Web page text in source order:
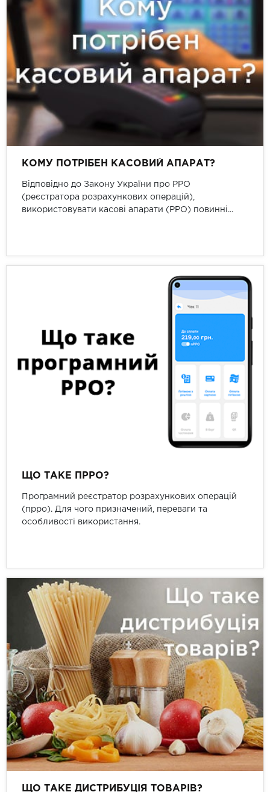
КОМУ ПОТРІБЕН КАСОВИЙ АПАРАТ?
Відповідно до Закону України про РРО
(реєстратора розрахункових операцій),
використовувати касові апарати (РРО) повинні...
ЩО ТАКЕ ПРРО?
Програмний реєстратор розрахункових операцій
(прро). Для чого призначений, переваги та
особливості використання.
ЩО ТАКЕ ДИСТРИБУЦІЯ ТОВАРІВ?